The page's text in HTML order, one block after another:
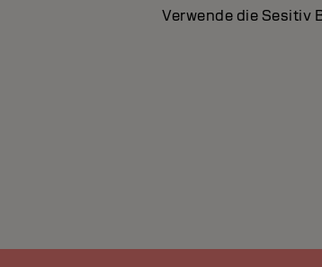
Verwende die Sesitiv